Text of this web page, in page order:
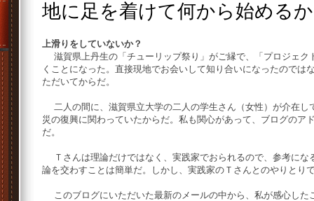
地に足を着けて何から始めるか
上滑りをしていないか？
滋賀県上丹生の「チューリップ祭り」がご縁で、「プロジェク
くことになった。直接現地でお会いして知り合いになったのでは
ただいてからだ。
二人の間に、滋賀県立大学の二人の学生さん（女性）が介在し
災の復興に関わっていたからだ。私も関心があって、ブログのア
だ。
Ｔさんは理論だけではなく、実践家でおられるので、参考にな
論を交わすことは簡単だ。しかし、実践家のＴさんとのやりとり
このブログにいただいた最新のメールの中から、私が感心した